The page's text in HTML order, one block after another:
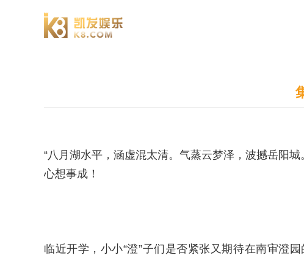
“八月湖水平，涵虚混太清。气蒸云梦泽，波撼岳阳
心想事成！
临近开学，小小“澄”子们是否紧张又期待在南审澄